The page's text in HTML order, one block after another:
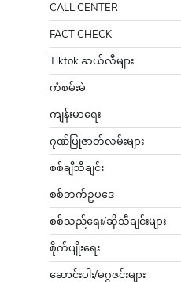
CALL CENTER
FACT CHECK
Tiktok ဆယ်လီများ
ကံစမ်းမဲ
ကျန်းမာရေး
ဂုဏ်ပြုဇာတ်လမ်းများ
စစ်ချီသီချင်း
စစ်ဘက်ဥပဒေ
စစ်သည်ရေး/ဆိုသီချင်းများ
စိုက်ပျိုးရေး
ဆောင်းပါး/မဂ္ဂဇင်းများ